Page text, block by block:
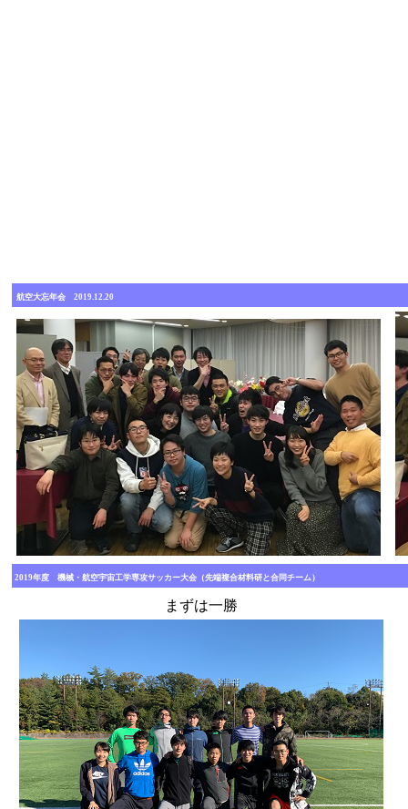
航空大忘年会 2019.12.20
2019年度 機械・航空宇宙工学専攻サッカー大会（先端複合材料研と合同チーム）
まずは一勝